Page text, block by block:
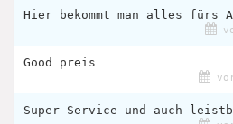
Hier bekommt man alles
Good preis
Super Service und auch